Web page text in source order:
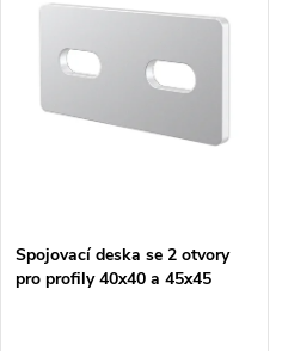
r
Abecedně
p
r
Spojovací deska se 2 otvory
pro profily 40x40 a 45x45